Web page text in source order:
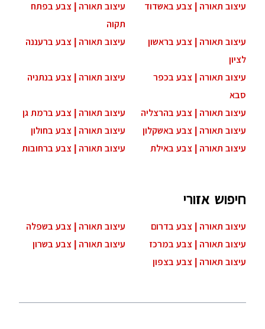
עיצוב תאורה | צבע באשדוד
עיצוב תאורה | צבע בפתח
תקוה
עיצוב תאורה | צבע בראשון
לציון
עיצוב תאורה | צבע ברעננה
עיצוב תאורה | צבע בכפר
סבא
עיצוב תאורה | צבע בנתניה
עיצוב תאורה | צבע בהרצליה
עיצוב תאורה | צבע ברמת גן
עיצוב תאורה | צבע באשקלון
עיצוב תאורה | צבע בחולון
עיצוב תאורה | צבע באילת
עיצוב תאורה | צבע ברחובות
חיפוש אזורי
עיצוב תאורה | צבע בדרום
עיצוב תאורה | צבע בשפלה
עיצוב תאורה | צבע במרכז
עיצוב תאורה | צבע בשרון
עיצוב תאורה | צבע בצפון